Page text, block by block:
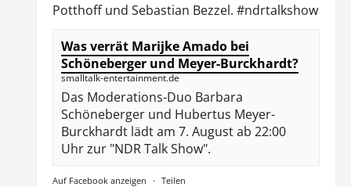
Potthoff und Sebastian Bezzel. #ndrtalkshow
Was verrät Marijke Amado bei
Schöneberger und Meyer-Burckhardt?
smalltalk-entertainment.de
Das Moderations-Duo Barbara
Schöneberger und Hubertus Meyer-
Burckhardt lädt am 7. August ab 22:00
Uhr zur "NDR Talk Show".
Auf Facebook anzeigen · Teilen